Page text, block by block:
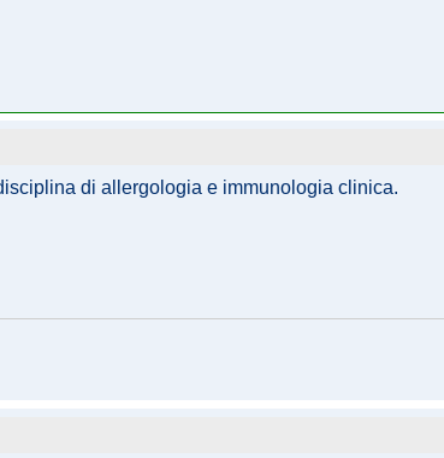
di allergologia e immunologia clinica.